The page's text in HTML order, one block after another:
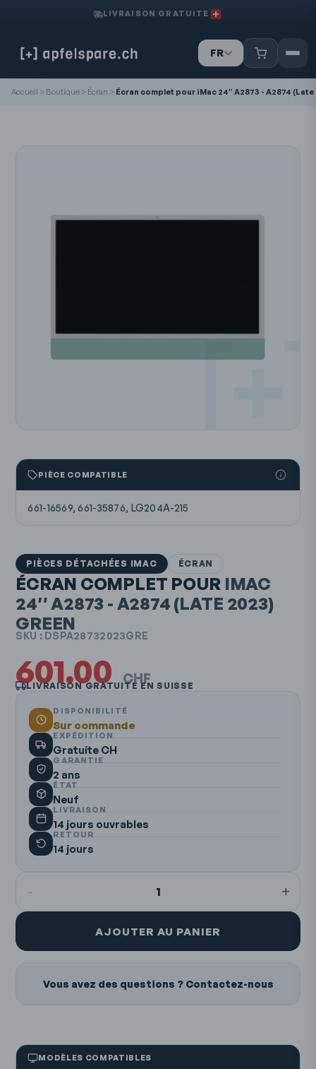
LIVRAISON GRATUITE
FR
IT
Accueil > Boutique > Écran > Écran complet pour iMac 24″ A2873 - A2874 (Late
PIÈCE COMPATIBLE
661-16569, 661-35876, LG204A-215
PIÈCES DÉTACHÉES IMAC ÉCRAN
ÉCRAN COMPLET POUR IMAC
24″A2873 - A2874 (LATE 2023)
GREEN
SKU : DSPA28732023GRE
601.00 CHF
LIVRAISON GRATUITE EN SUISSE
DISPONIBILITÉ
Sur commande
EXPÉDITION
Gratuite CH
GARANTIE
2 ans
ÉTAT
Neuf
LIVRAISON
14 jours ouvrables
RETOUR
14 jours
- 1 +
AJOUTER AU PANIER
Vous avez des questions ? Contactez-nous
MODÈLES COMPATIBLES